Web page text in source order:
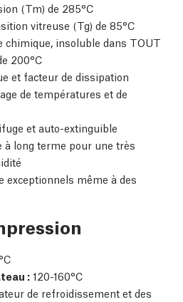
(Tm) de 285°C
vitreuse (Tg) de 85°C
chimique, insoluble dans TOUT
200°C
et facteur de dissipation
de températures et de
et auto-extinguible
à long terme pour une très
exceptionnels même à des
: 120-160°C
de refroidissement et des